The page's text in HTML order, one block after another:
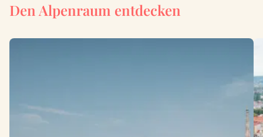
Den Alpenraum entdecken